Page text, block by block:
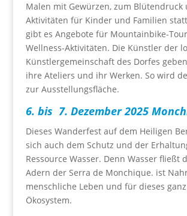
Malen mit Gewürzen, zum Blütendruck
Aktivitäten für Kinder und Familien
gibt es Angebote für Mountainbike-
Wellness-Aktivitäten. Die Künstler der
Künstlergemeinschaft des Dorfes
ihre Ateliers und ihr Werken. So wird
zur Ausstellungsfläche.
6. bis 7. Dezember 2025
Dieses Wanderfest auf dem Heiligen
sich auch dem Schutz und der
Ressource Wasser. Denn Wasser fließt
Adern der Serra de Monchique. ist
menschliche Leben und für dieses
Ökosystem.